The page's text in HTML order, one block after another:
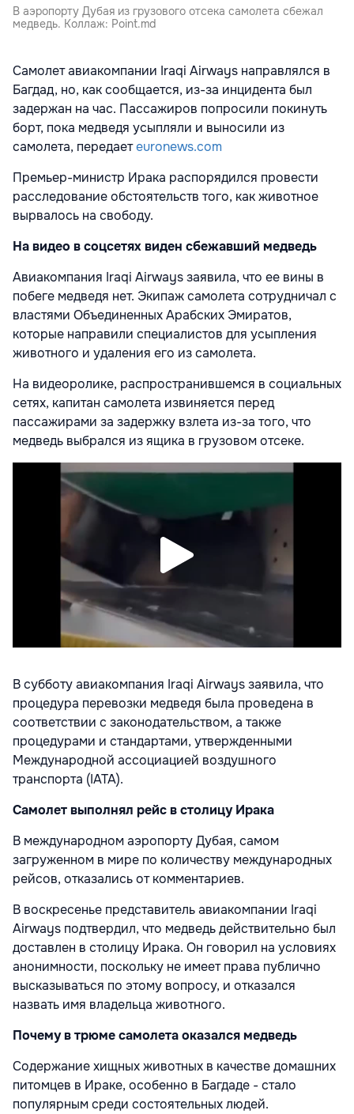
В аэропорту Дубая из грузового отсека самолета сбежал
медведь. Коллаж: Point.md
Самолет авиакомпании Iraqi Airways направлялся в
Багдад, но, как сообщается, из-за инцидента был
задержан на час. Пассажиров попросили покинуть
борт, пока медведя усыпляли и выносили из
самолета, передаетeuronews.com
Премьер-министр Ирака распорядился провести
расследование обстоятельств того, как животное
вырвалось на свободу.
На видео в соцсетях виден сбежавший медведь
Авиакомпания Iraqi Airways заявила, что ее вины в
побеге медведя нет. Экипаж самолета сотрудничал с
властями Объединенных Арабских Эмиратов,
которые направили специалистов для усыпления
животного и удаления его из самолета.
На видеоролике, распространившемся в социальных
сетях, капитан самолета извиняется перед
пассажирами за задержку взлета из-за того, что
медведь выбрался из ящика в грузовом отсеке.
В субботу авиакомпания Iraqi Airways заявила, что
процедура перевозки медведя была проведена в
соответствии с законодательством, а также
процедурами и стандартами, утвержденными
Международной ассоциацией воздушного
транспорта (IATA).
Самолет выполнял рейс в столицу Ирака
В международном аэропорту Дубая, самом
загруженном в мире по количеству международных
рейсов, отказались от комментариев.
В воскресенье представитель авиакомпании Iraqi
Airways подтвердил, что медведь действительно был
доставлен в столицу Ирака. Он говорил на условиях
анонимности, поскольку не имеет права публично
высказываться по этому вопросу, и отказался
назвать имя владельца животного.
Почему в трюме самолета оказался медведь
Содержание хищных животных в качестве домашних
питомцев в Ираке, особенно в Багдаде - стало
популярным среди состоятельных людей.